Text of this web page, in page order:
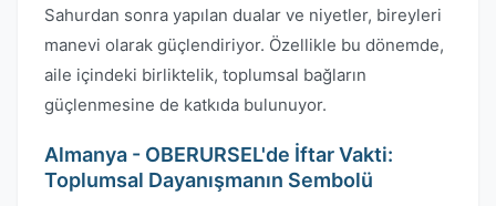
Sahurdan sonra yapılan dualar ve niyetler, bireyleri
manevi olarak güçlendiriyor. Özellikle bu dönemde,
aile içindeki birliktelik, toplumsal bağların
güçlenmesine de katkıda bulunuyor.
Almanya - OBERURSEL'de İftar Vakti:
Toplumsal Dayanışmanın Sembolü